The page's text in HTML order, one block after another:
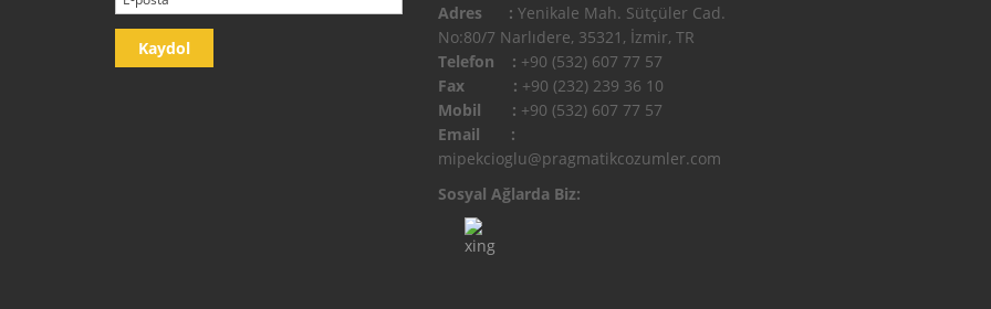
Adres : Yenikale Mah. Sütçüler Cad.
No:80/7 Narlıdere, 35321, İzmir, TR
Telefon : +90 (532) 607 77 57
Fax : +90 (232) 239 36 10
Mobil : +90 (532) 607 77 57
Email :
mipekcioglu@pragmatikcozumler.com
Sosyal Ağlarda Biz: